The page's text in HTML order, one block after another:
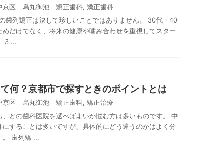
京区 烏丸御池 矯正歯科, 矯正歯科
歯列矯正は決して珍しいことではありません。 30代・40
だけでなく、将来の健康や噛み合わせを重視してスター
3 ...
何？京都市で探すときのポイントとは
京区 烏丸御池 矯正歯科, 矯正治療
どの歯科医院を選べばよいか悩む方は多いものです。 中
することは多いですが、具体的にどう違うのかはよく分
。 歯列矯 ...